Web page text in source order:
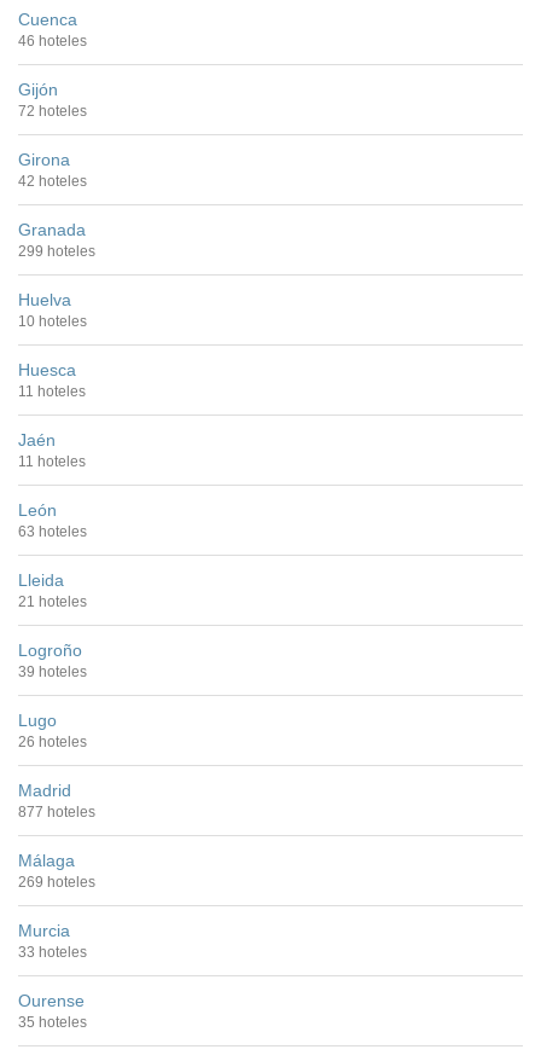
Cuenca
46 hoteles
Gijón
72 hoteles
Girona
42 hoteles
Granada
299 hoteles
Huelva
10 hoteles
Huesca
11 hoteles
Jaén
11 hoteles
León
63 hoteles
Lleida
21 hoteles
Logroño
39 hoteles
Lugo
26 hoteles
Madrid
877 hoteles
Málaga
269 hoteles
Murcia
33 hoteles
Ourense
35 hoteles